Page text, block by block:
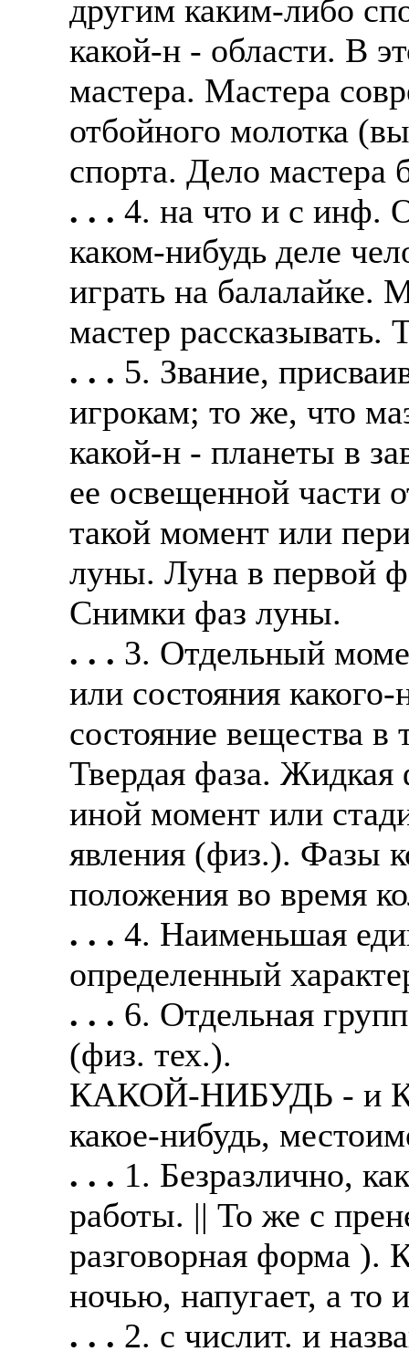
другим каким-либо
какой-н - области. В
мастера. Мастера
отбойного молотка
спорта. Дело мастера
. . . 4. на что и с инф.
каком-нибудь деле
играть на балалайке.
мастер рассказывать.
. . . 5. Звание,
игрокам; то же, что
какой-н - планеты в
ее освещенной части
такой момент или
луны. Луна в первой
Снимки фаз луны.
. . . 3. Отдельный
или состояния
состояние вещества
Твердая фаза. Жидкая
иной момент или
явления (физ.). Фазы
положения во время
. . . 4. Наименьшая
определенный
. . . 6. Отдельная
(физ. тех.).
КАКОЙ-НИБУДЬ - и
какое-нибудь,
. . . 1. Безразлично,
работы. || То же с
разговорная форма ).
ночью, напугает, а то
. . . 2. с числит. и